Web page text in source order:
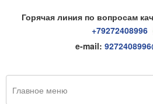
Горячая линия по вопросам
+79272408996
e-mail:
Главное меню